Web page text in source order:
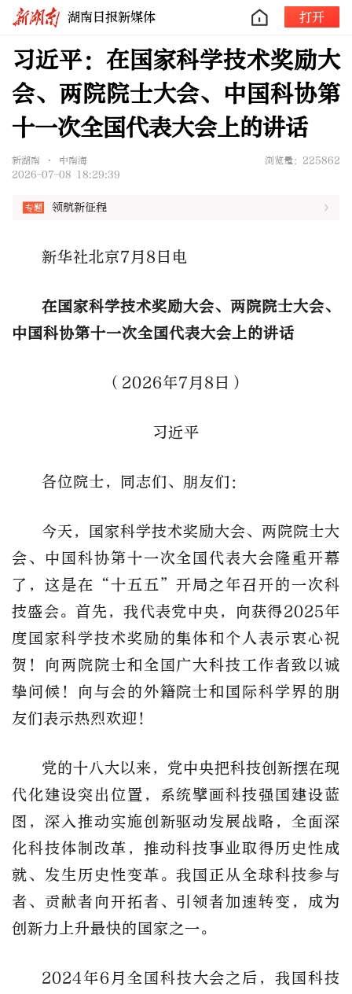
湖南日报新媒体 打开
习近平：在国家科学技术奖励大
会、两院院士大会、中国科协第
十一次全国代表大会上的讲话
新湖南 • 中南海
浏览量：225862
2026-07-08 18:29:39
领航新征程
新华社北京7月8日电
在国家科学技术奖励大会、两院院士大会、
中国科协第十一次全国代表大会上的讲话
（2026年7月8日）
习近平
各位院士，同志们、朋友们：
今天，国家科学技术奖励大会、两院院士大
会、中国科协第十一次全国代表大会隆重开幕
了，这是在“十五五”开局之年召开的一次科
技盛会。首先，我代表党中央，向获得2025年
度国家科学技术奖励的集体和个人表示衷心祝
贺！向两院院士和全国广大科技工作者致以诚
挚问候！向与会的外籍院士和国际科学界的朋
友们表示热烈欢迎！
党的十八大以来，党中央把科技创新摆在现
代化建设突出位置，系统擘画科技强国建设蓝
图，深入推动实施创新驱动发展战略，全面深
化科技体制改革，推动科技事业取得历史性成
就、发生历史性变革。我国正从全球科技参与
者、贡献者向开拓者、引领者加速转变，成为
创新力上升最快的国家之一。
2024年6月全国科技大会之后，我国科技